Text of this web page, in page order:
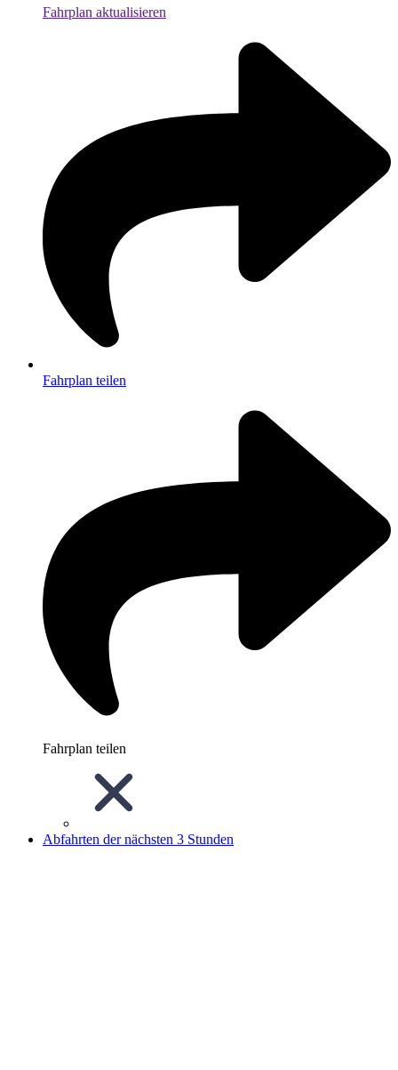
Fahrplan aktualisieren
Fahrplan teilen
Fahrplan teilen
Abfahrten der nächsten 3 Stunden